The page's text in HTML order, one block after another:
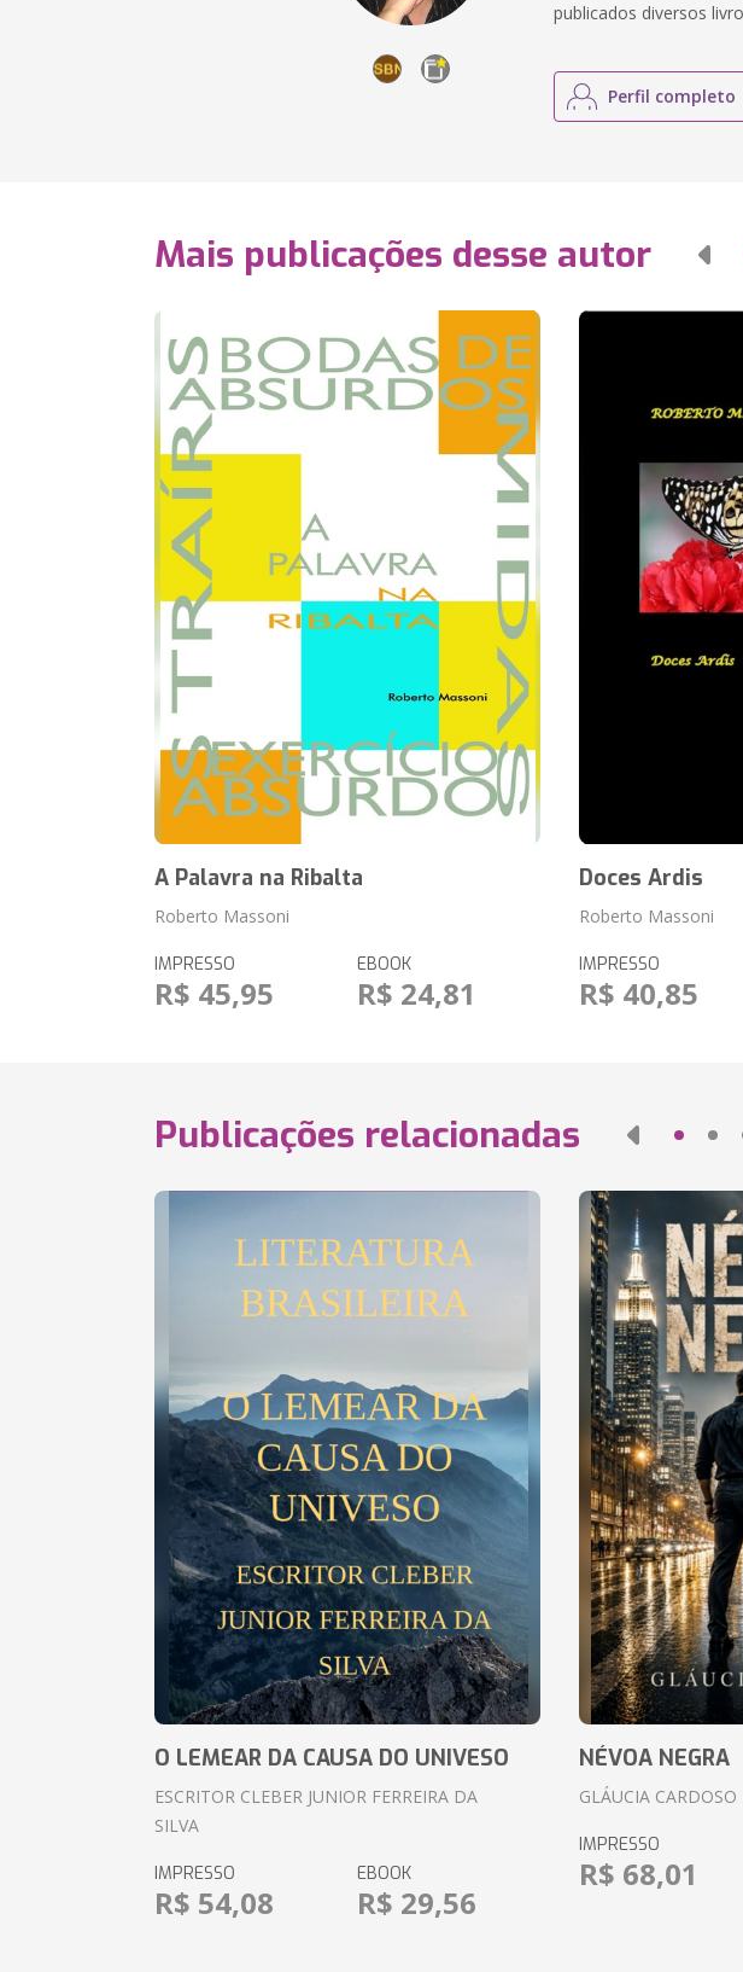
publicados diversos
Perfil completo
Mais publicações desse autor
A Palavra na Ribalta
Roberto Massoni
IMPRESSO
R$ 45,95
EBOOK
R$ 24,81
Doces Ardis
Roberto Massoni
IMPRESSO
R$ 40,85
Publicações relacionadas
O LEMEAR DA CAUSA DO UNIVESO
ESCRITOR CLEBER JUNIOR FERREIRA DA
SILVA
IMPRESSO
R$ 54,08
EBOOK
R$ 29,56
NÉVOA NEGRA
GLÁUCIA CARDOSO
IMPRESSO
R$ 68,01